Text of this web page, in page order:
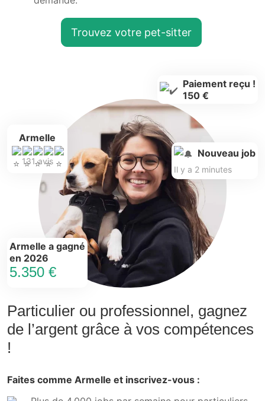
Trouvez votre pet-sitter
Particulier ou professionnel, gagnez
de l’argent grâce à vos compétences
!
Faites comme Armelle et inscrivez-vous :
Armelle
131 avis
Armelle a gagné
en 2026
5.350 €
Paiement reçu !
150 €
Nouveau job
Il y a 2 minutes